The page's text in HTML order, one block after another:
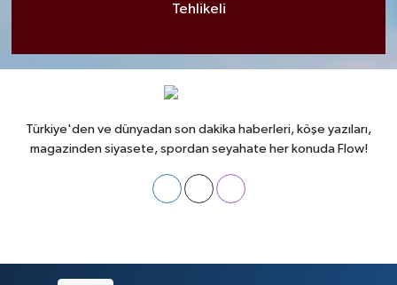
Tehlikeli
Türkiye'den ve dünyadan son dakika haberleri, köşe yazıları,
magazinden siyasete, spordan seyahate her konuda Flow!